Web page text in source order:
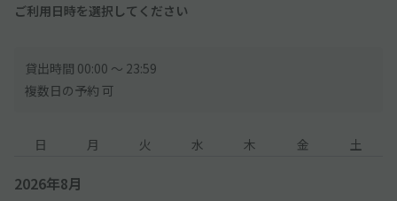
ご利用日時を選択してください
貸出時間 00:00 〜 23:59
複数日の予約 可
日 月 火 水 木 金 土
2026年8月